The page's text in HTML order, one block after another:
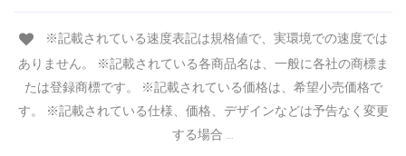
※記載されている速度表記は規格値で、実環境での速度では
ありません。 ※記載されている各商品名は、一般に各社の商標ま
たは登録商標です。 ※記載されている価格は、希望小売価格で
す。 ※記載されている仕様、価格、デザインなどは予告なく変更
する場合 …